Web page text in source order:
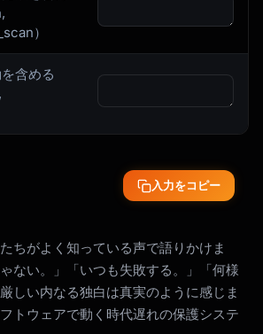
）
含める
入力をコピー
ちがよく知っている声で語りかけま
ない。」「いつも失敗する。」「何様
しい内なる独白は真実のように感じま
トウェアで動く時代遅れの保護システ